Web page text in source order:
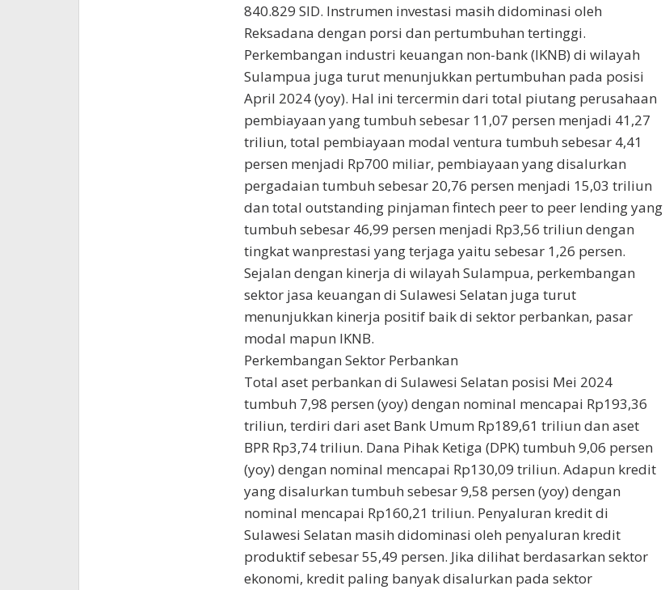
840.829 SID. Instrumen investasi masih didominasi oleh
Reksadana dengan porsi dan pertumbuhan tertinggi.
Perkembangan industri keuangan non-bank (IKNB) di wilayah
Sulampua juga turut menunjukkan pertumbuhan pada posisi
April 2024 (yoy). Hal ini tercermin dari total piutang perusahaan
pembiayaan yang tumbuh sebesar 11,07 persen menjadi 41,27
triliun, total pembiayaan modal ventura tumbuh sebesar 4,41
persen menjadi Rp700 miliar, pembiayaan yang disalurkan
pergadaian tumbuh sebesar 20,76 persen menjadi 15,03 triliun
dan total outstanding pinjaman fintech peer to peer lending yang
tumbuh sebesar 46,99 persen menjadi Rp3,56 triliun dengan
tingkat wanprestasi yang terjaga yaitu sebesar 1,26 persen.
Sejalan dengan kinerja di wilayah Sulampua, perkembangan
sektor jasa keuangan di Sulawesi Selatan juga turut
menunjukkan kinerja positif baik di sektor perbankan, pasar
modal mapun IKNB.
Perkembangan Sektor Perbankan
Total aset perbankan di Sulawesi Selatan posisi Mei 2024
tumbuh 7,98 persen (yoy) dengan nominal mencapai Rp193,36
triliun, terdiri dari aset Bank Umum Rp189,61 triliun dan aset
BPR Rp3,74 triliun. Dana Pihak Ketiga (DPK) tumbuh 9,06 persen
(yoy) dengan nominal mencapai Rp130,09 triliun. Adapun kredit
yang disalurkan tumbuh sebesar 9,58 persen (yoy) dengan
nominal mencapai Rp160,21 triliun. Penyaluran kredit di
Sulawesi Selatan masih didominasi oleh penyaluran kredit
produktif sebesar 55,49 persen. Jika dilihat berdasarkan sektor
ekonomi, kredit paling banyak disalurkan pada sektor